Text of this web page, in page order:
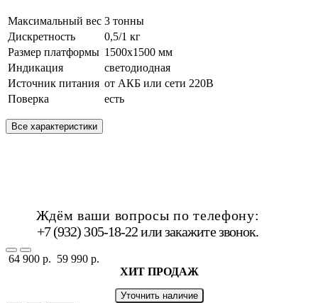
Максимальный вес 3 тонны
Дискретность
0,5/1 кг
Размер платформы 1500х1500 мм
Индикация
светодиодная
Источник питания от АКБ или сети 220В
Поверка
есть
Все характеристики
Ждём ваши вопросы по телефону:
+7 (932) 305-18-22 илизакажите звонок.
64 900 р. 59 990 р.
ХИТ ПРОДАЖ
Уточнить наличие